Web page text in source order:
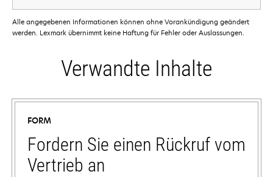
Alle angegebenen Informationen können ohne Vorankündigung geändert
werden. Lexmark übernimmt keine Haftung für Fehler oder Auslassungen.
Verwandte Inhalte
FORM
Fordern Sie einen Rückruf vom
Vertrieb an